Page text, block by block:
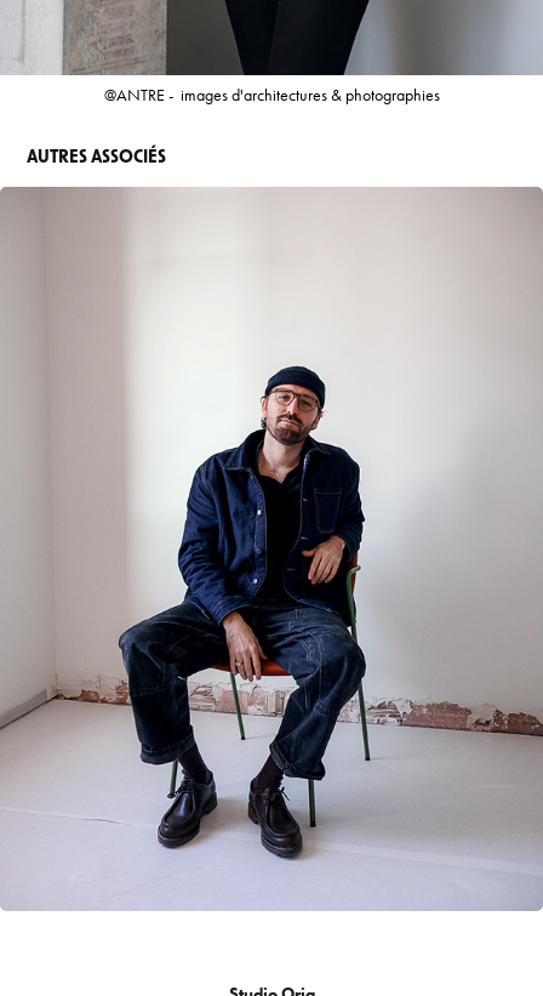
@ANTRE - images d'architectures & photographies
AUTRES ASSOCIÉS
NICOLAS PIEL